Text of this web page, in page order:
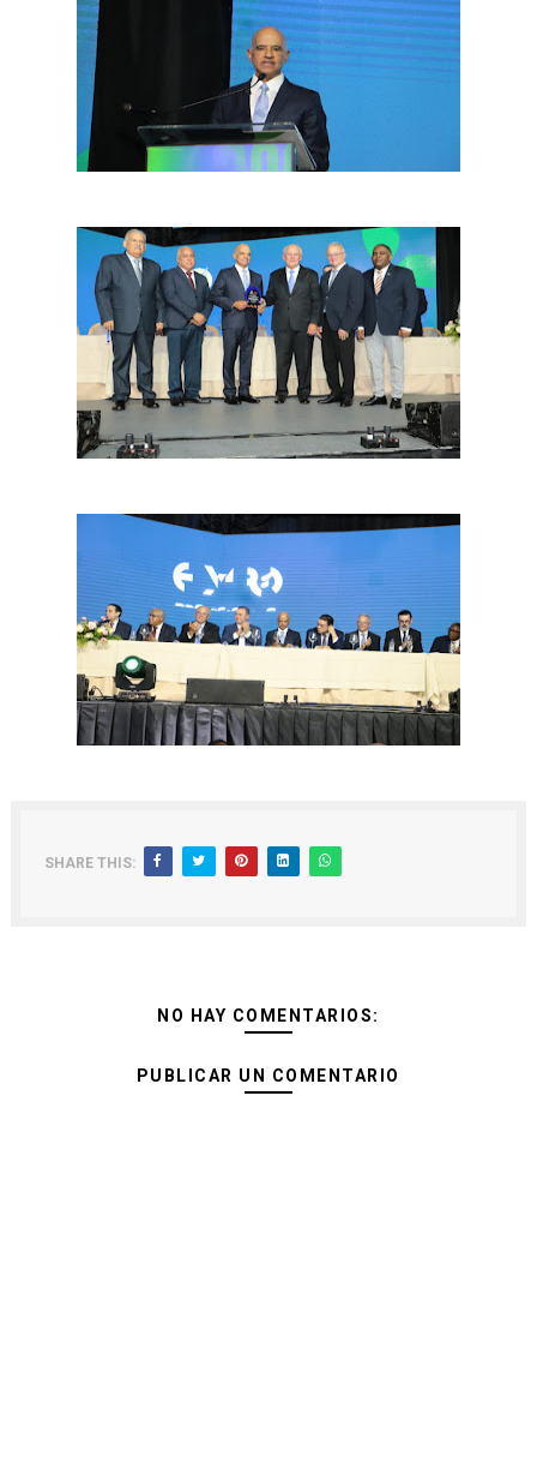
SHARE THIS:
NO HAY COMENTARIOS:
PUBLICAR UN COMENTARIO